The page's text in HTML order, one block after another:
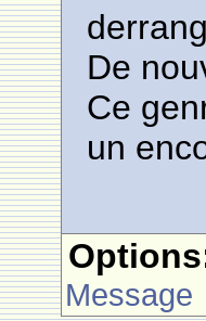
De
Ce
un
Message